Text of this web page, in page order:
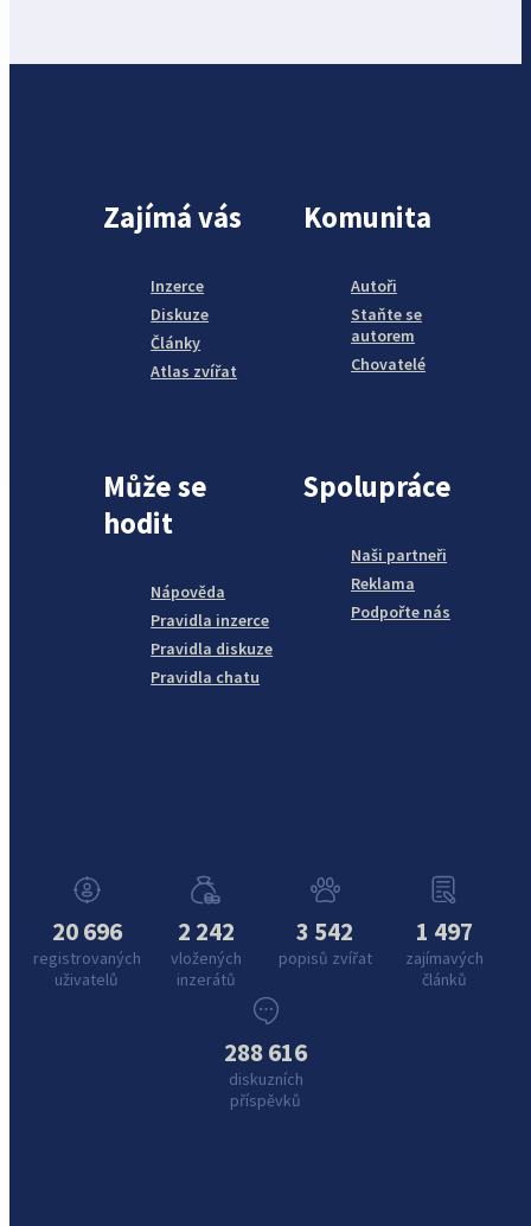
Zajímá vás
Inzerce
Diskuze
Články
Atlas zvířat
Komunita
Autoři
Staňte se
autorem
Chovatelé
Může se
hodit
Nápověda
Pravidla inzerce
Pravidla diskuze
Pravidla chatu
Spolupráce
Naši partneři
Reklama
Podpořte nás
20 696
registrovaných
uživatelů
2 242
vložených
inzerátů
3 542
popisů zvířat
1 497
zajímavých
článků
288 616
diskuzních
příspěvků